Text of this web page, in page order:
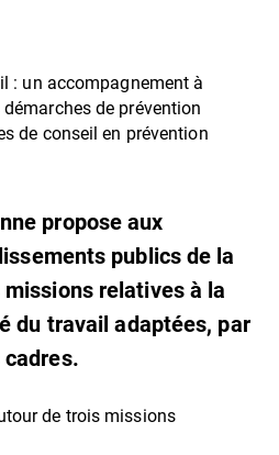
: un accompagnement à
de prévention
de conseil en prévention
propose aux
publics de la
relatives à la
du travail adaptées, par
de trois missions